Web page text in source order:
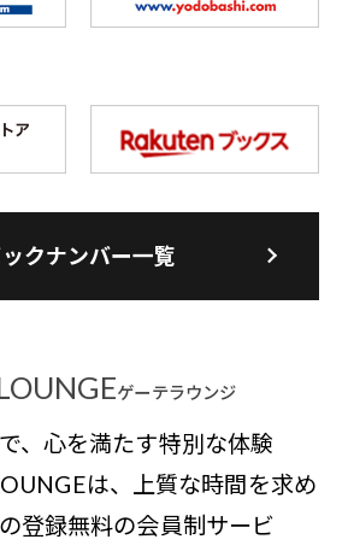
クナンバー一覧
ゲーテラウンジ
、心を満たす特別な体験
は、上質な時間を求め
登録無料の会員制サービ